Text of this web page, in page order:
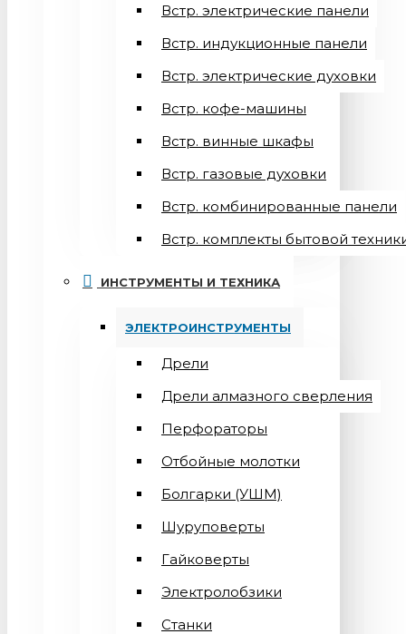
Встр. электрические панели
Встр. индукционные панели
Встр. электрические духовки
Встр. кофе-машины
Встр. винные шкафы
Встр. газовые духовки
Встр. комбинированные панели
Встр. комплекты бытовой
ИНСТРУМЕНТЫ И ТЕХНИКА
ЭЛЕКТРОИНСТРУМЕНТЫ
Дрели
Дрели алмазного сверления
Перфораторы
Отбойные молотки
Болгарки (УШМ)
Шуруповерты
Гайковерты
Электролобзики
Станки